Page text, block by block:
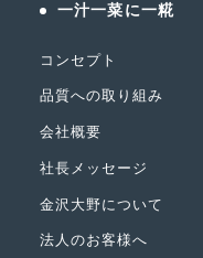
一汁一菜に一糀
コンセプト
品質への取り組み
会社概要
社長メッセージ
金沢大野について
法人のお客様へ